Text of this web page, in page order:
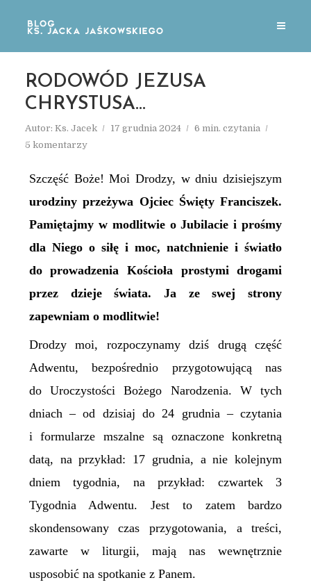
RODOWÓD JEZUSA
CHRYSTUSA…
Autor: Ks. Jacek 17 grudnia 2024
6 min. czytania
5 komentarzy
Szczęść Boże! Moi Drodzy, w dniu dzisiejszym
urodziny przeżywa Ojciec Święty Franciszek.
Pamiętajmy w modlitwie o Jubilacie i prośmy
dla Niego o siłę i moc, natchnienie i światło
do prowadzenia Kościoła prostymi drogami
przez dzieje świata. Ja ze swej strony
zapewniam o modlitwie!
Drodzy moi, rozpoczynamy dziś drugą część
Adwentu, bezpośrednio przygotowującą nas
do Uroczystości Bożego Narodzenia. W tych
dniach – od dzisiaj do 24 grudnia – czytania
i formularze mszalne są oznaczone konkretną
datą, na przykład: 17 grudnia, a nie kolejnym
dniem tygodnia, na przykład: czwartek 3
Tygodnia Adwentu. Jest to zatem bardzo
skondensowany czas przygotowania, a treści,
zawarte w liturgii, mają nas wewnętrznie
usposobić na spotkanie z Panem.